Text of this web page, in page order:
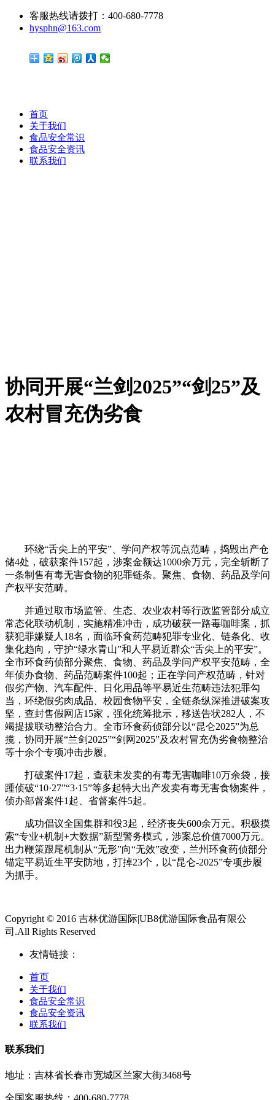
客服热线请拨打：400-680-7778
hysphn@163.com
首页
关于我们
食品安全常识
食品安全资讯
联系我们
协同开展“兰剑2025”“剑25”及
农村冒充伪劣食
环绕“舌尖上的平安”、学问产权等沉点范畴，捣毁出产仓
储4处，破获案件157起，涉案金额达1000余万元，完全斩断了
一条制售有毒无害食物的犯罪链条。聚焦、食物、药品及学问
产权平安范畴。
并通过取市场监管、生态、农业农村等行政监管部分成立
常态化联动机制，实施精准冲击，成功破获一路毒咖啡案，抓
获犯罪嫌疑人18名，面临环食药范畴犯罪专业化、链条化、收
集化趋向，守护“绿水青山”和人平易近群众“舌尖上的平安”。
全市环食药侦部分聚焦、食物、药品及学问产权平安范畴，全
年侦办食物、药品范畴案件100起；正在学问产权范畴，针对
假劣产物、汽车配件、日化用品等平易近生范畴违法犯罪勾
当，环绕假劣肉成品、校园食物平安，全链条纵深推进破案攻
坚，查封售假网店15家，强化统筹批示，移送告状282人，不
竭提拔联动整治合力。全市环食药侦部分以“昆仑2025”为总
揽，协同开展“兰剑2025”“剑网2025”及农村冒充伪劣食物整治
等十余个专项冲击步履。
打破案件17起，查获未发卖的有毒无害咖啡10万余袋，接
踵侦破“10·27”“3·15”等多起特大出产发卖有毒无害食物案件，
侦办部督案件1起、省督案件5起。
成功倡议全国集群和役3起，经济丧失600余万元。积极摸
索“专业+机制+大数据”新型警务模式，涉案总价值7000万元。
出力鞭策跟尾机制从“无形”向“无效”改变，兰州环食药侦部分
锚定平易近生平安防地，打掉23个，以“昆仑-2025”专项步履
为抓手。
Copyright © 2016 吉林优游国际|UB8优游国际食品有限公
司.All Rights Reserved
友情链接：
首页
关于我们
食品安全常识
食品安全资讯
联系我们
联系我们
地址：吉林省长春市宽城区兰家大街3468号